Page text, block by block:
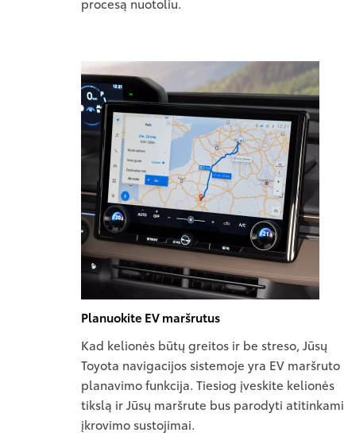
Planuokite EV maršrutus
Kad kelionės būtų greitos ir be streso, Jūsų
Toyota navigacijos sistemoje yra EV maršruto
planavimo funkcija. Tiesiog įveskite kelionės
tikslą ir Jūsų maršrute bus parodyti atitinkami
įkrovimo sustojimai.